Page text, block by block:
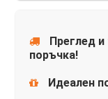
Преглед и
поръчка!
Идеален